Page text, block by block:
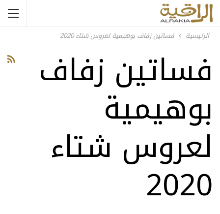
الرئيسية فساتين زفاف بوهيمية لعروس شتاء 2020
فساتين زفاف
بوهيمية
لعروس شتاء
2020